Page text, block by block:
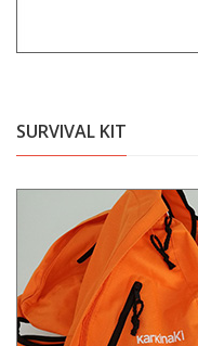
SURVIVAL KIT